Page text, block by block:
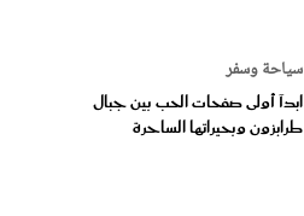
سياحة وسفر
ابدآ أولى صفحات الحب بين جبال
طرابزون وبحيراتها الساحرة